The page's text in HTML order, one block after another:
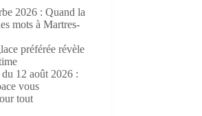
2026 : Quand la
mots à Martres-
préférée révèle
12 août 2026 :
vous
tout